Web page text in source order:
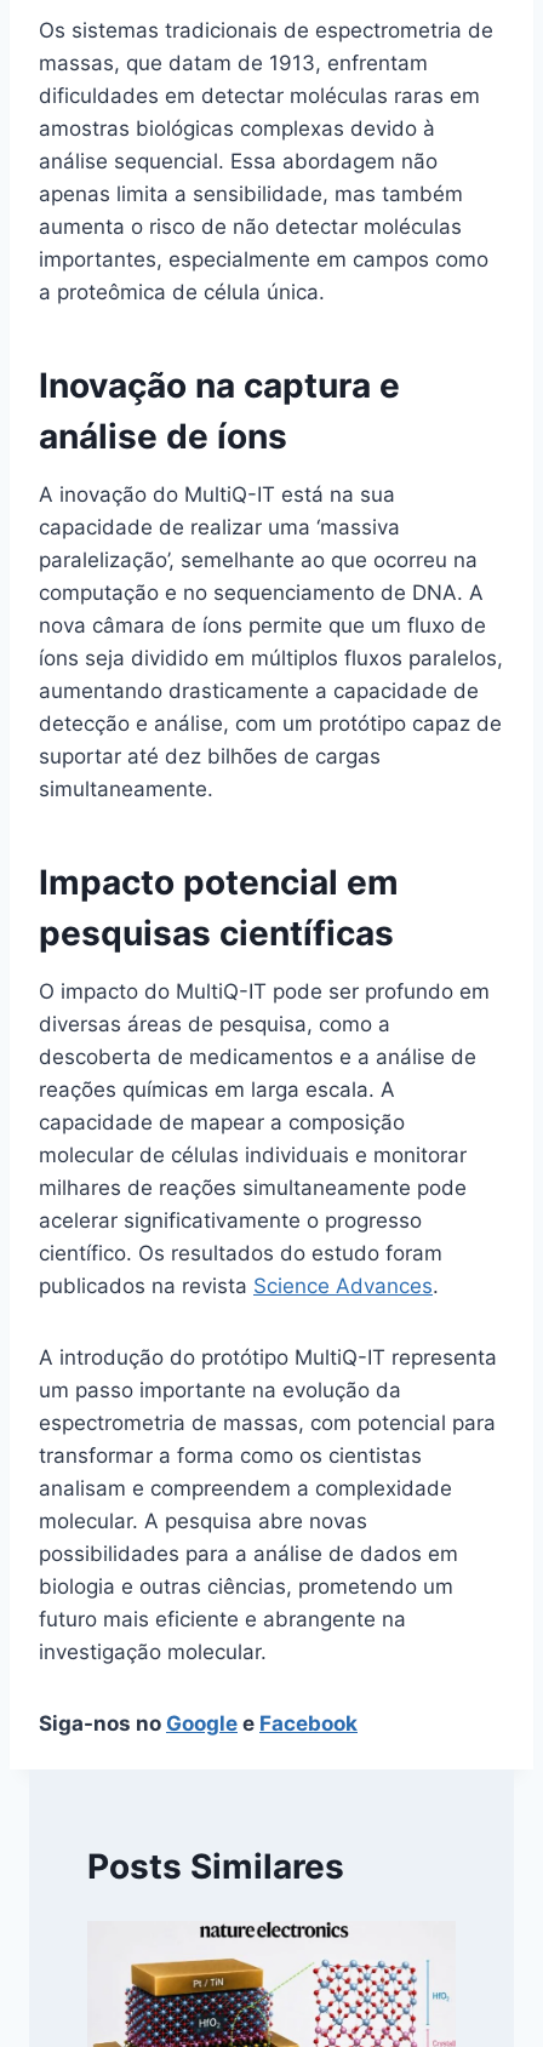
Os sistemas tradicionais de espectrometria de
massas, que datam de 1913, enfrentam
dificuldades em detectar moléculas raras em
amostras biológicas complexas devido à
análise sequencial. Essa abordagem não
apenas limita a sensibilidade, mas também
aumenta o risco de não detectar moléculas
importantes, especialmente em campos como
a proteômica de célula única.
Inovação na captura e
análise de íons
A inovação do MultiQ-IT está na sua
capacidade de realizar uma ‘massiva
paralelização’, semelhante ao que ocorreu na
computação e no sequenciamento de DNA. A
nova câmara de íons permite que um fluxo de
íons seja dividido em múltiplos fluxos paralelos,
aumentando drasticamente a capacidade de
detecção e análise, com um protótipo capaz de
suportar até dez bilhões de cargas
simultaneamente.
Impacto potencial em
pesquisas científicas
O impacto do MultiQ-IT pode ser profundo em
diversas áreas de pesquisa, como a
descoberta de medicamentos e a análise de
reações químicas em larga escala. A
capacidade de mapear a composição
molecular de células individuais e monitorar
milhares de reações simultaneamente pode
acelerar significativamente o progresso
científico. Os resultados do estudo foram
publicados na revista Science Advances.
A introdução do protótipo MultiQ-IT representa
um passo importante na evolução da
espectrometria de massas, com potencial para
transformar a forma como os cientistas
analisam e compreendem a complexidade
molecular. A pesquisa abre novas
possibilidades para a análise de dados em
biologia e outras ciências, prometendo um
futuro mais eficiente e abrangente na
investigação molecular.
Siga-nos no Google e Facebook
Posts Similares